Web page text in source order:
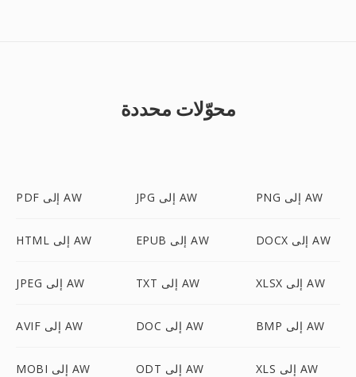
محوّلات محددة
PDF إلى AW JPG إلى AW PNG إلى AW
HTML إلى AW EPUB إلى AW DOCX إلى AW
JPEG إلى AW TXT إلى AW XLSX إلى AW
AVIF إلى AW DOC إلى AW BMP إلى AW
MOBI إلى AW ODT إلى AW XLS إلى AW